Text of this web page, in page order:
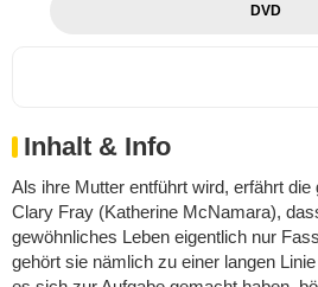
DVD
Inhalt & Info
Als ihre Mutter entführt wird, erfährt die
Clary Fray (Katherine McNamara),
gewöhnliches Leben eigentlich nur
gehört sie nämlich zu einer langen